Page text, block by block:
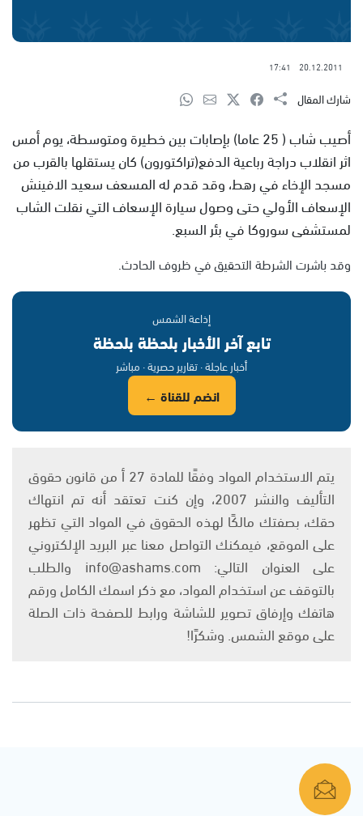
20.12.2011
17:41
شارك المقال
أصيب شاب ( 25 عاما) بإصابات بين خطيرة ومتوسطة، يوم أمس
اثر انقلاب دراجة رباعية الدفع(تراكتورون) كان يستقلها بالقرب من
مسجد الإخاء في رهط، وقد قدم له المسعف سعيد الافينش
الإسعاف الأولي حتى وصول سيارة الإسعاف التي نقلت الشاب
لمستشفى سوروكا في بئر السبع.
وقد باشرت الشرطة التحقيق في ظروف الحادث.
إذاعة الشمس
تابع آخر الأخبار بلحظة بلحظة
أخبار عاجلة · تقارير حصرية · مباشر
انضم للقناة ←
يتم الاستخدام المواد وفقًا للمادة 27 أ من قانون حقوق
التأليف والنشر 2007، وإن كنت تعتقد أنه تم انتهاك
حقك، بصفتك مالكًا لهذه الحقوق في المواد التي تظهر
على الموقع، فيمكنك التواصل معنا عبر البريد الإلكتروني
على العنوان التالي: info@ashams.com والطلب
بالتوقف عن استخدام المواد، مع ذكر اسمك الكامل ورقم
هاتفك وإرفاق تصوير للشاشة ورابط للصفحة ذات الصلة
على موقع الشمس. وشكرًا!